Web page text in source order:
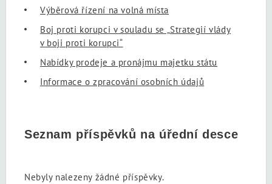
Výběrová řízení na volná místa
Boj proti korupci v souladu se „Strategií vlády
v boji proti korupci“
Nabídky prodeje a pronájmu majetku státu
Informace o zpracování osobních údajů
Seznam příspěvků na úřední desce
Nebyly nalezeny žádné příspěvky.